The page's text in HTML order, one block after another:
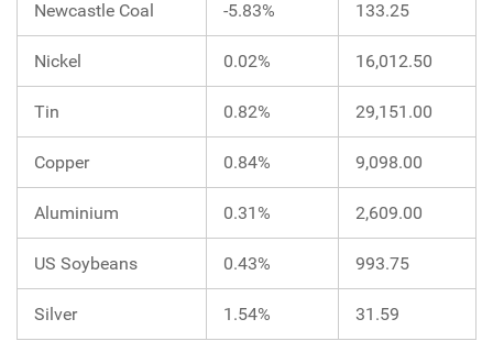
Newcastle Coal -5.83% 133.25
Nickel 0.02% 16,012.50
Tin 0.82% 29,151.00
Copper 0.84% 9,098.00
Aluminium 0.31% 2,609.00
US Soybeans 0.43% 993.75
Silver 1.54% 31.59